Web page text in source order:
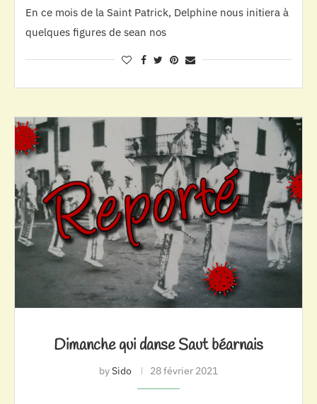
En ce mois de la Saint Patrick, Delphine nous initiera à
quelques figures de sean nos
Dimanche qui danse Saut béarnais
bySido 28 février 2021